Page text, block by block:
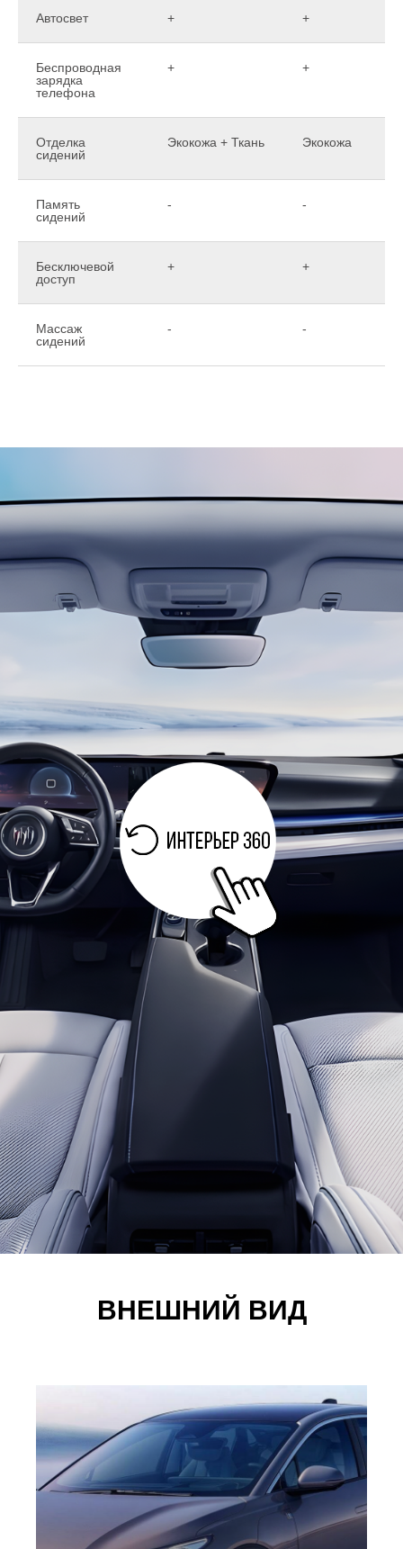
Автосвет + +
Беспроводная
зарядка
телефона
+ +
Отделка
сидений
Экокожа + Ткань Экокожа
Память
сидений
- -
Бесключевой
доступ
+ +
Массаж
сидений
- -
ВНЕШНИЙ ВИД